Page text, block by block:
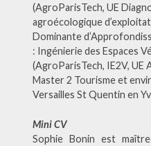
(AgroParisTech, UE
agroécologique
Dominante
: Ingénierie des Espaces
(AgroParisTech, IE2V,
Master 2 Tourisme et
Versailles St Quentin en
Mini CV
Sophie Bonin est